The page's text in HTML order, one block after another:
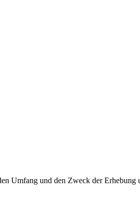
Umfang und den Zweck der Erhebung